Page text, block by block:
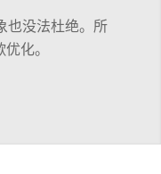
也没法杜绝。所
化。